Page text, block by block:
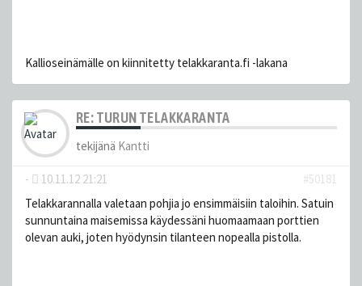
Kallioseinämälle on kiinnitetty telakkaranta.fi -lakana
RE: TURUN TELAKKARANTA
tekijänä Kantti
- 10.11.12 21:21
#50181
Telakkarannalla valetaan pohjia jo ensimmäisiin taloihin. Satuin
sunnuntaina maisemissa käydessäni huomaamaan porttien
olevan auki, joten hyödynsin tilanteen nopealla pistolla.